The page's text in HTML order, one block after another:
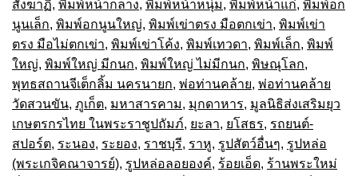
สังฆาฏิ, พิมพ์หน้ากลาง, พิมพ์หน้าหนุ่ม, พิมพ์หน้าแก่, พิมพ์อก
นูนเล็ก, พิมพ์อกนูนใหญ่, พิมพ์เข่าตรง มือตกเข่า, พิมพ์เข่า
ตรง มือไม่ตกเข่า, พิมพ์เข่าโค้ง, พิมพ์เทวดา, พิมพ์เล็ก, พิมพ์
ใหญ่, พิมพ์ใหญ่ มีกนก, พิมพ์ใหญ่ ไม่มีกนก, พิษณุโลก,
พุทธสถานจีเต็กลิ้ม นครนายก, พ่อท่านคล้าย, พ่อท่านคล้าย
วัดสวนขัน, ภูเก็ต, มหาสารคาม, มุกดาหาร, มูลนิธิส่งเสริมยุว
เกษตรกรไทย ในพระราชูปถัมภ์, ยะลา, ยโสธร, รถยนต์-
สปอร์ต, ระนอง, ระยอง, ราชบุรี, ราหู, รูปสัตว์อื่นๆ, รูปหล่อ
(พระเกจิคณาจารย์), รูปหล่อลอยองค์, ร้อยเอ็ด, ร้านพระใหม่